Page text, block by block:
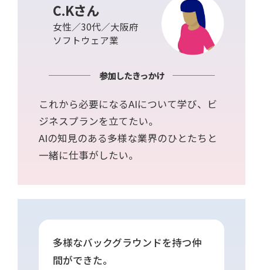
C.Kさん
女性／30代／大阪府
ソフトウェア業
参加したきっかけ
これから必要になるAIについて学び、ビ
ジネスプランを立てたい。
AIの知見のある多様な業界のひとたちと
一緒に仕事がしたい。
多様なバックグラウンドを持つ仲
間ができた。